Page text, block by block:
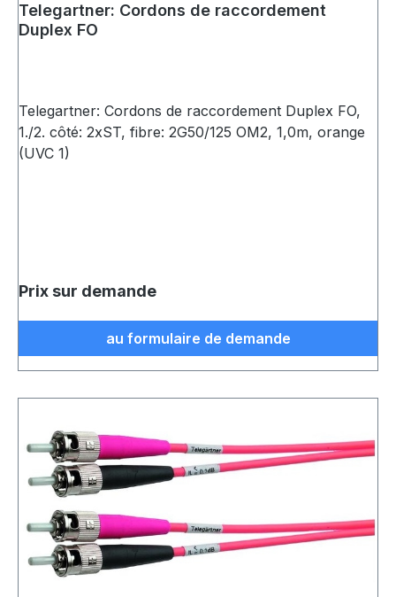
Telegartner: Cordons de raccordement
Duplex FO
Telegartner: Cordons de raccordement Duplex FO,
1./2. côté: 2xST, fibre: 2G50/125 OM2, 1,0m, orange
(UVC 1)
Prix sur demande
au formulaire de demande